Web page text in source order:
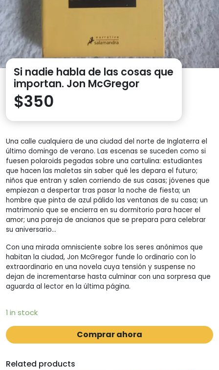
Si nadie habla de las cosas que
importan. Jon McGregor
$350
Una calle cualquiera de una ciudad del norte de Inglaterra el
último domingo de verano. Las escenas se suceden como si
fuesen polaroids pegadas sobre una cartulina: estudiantes
que hacen las maletas sin saber qué les depara el futuro;
niños que entran y salen corriendo de sus casas; jóvenes que
empiezan a despertar tras pasar la noche de fiesta; un
hombre que pinta de azul pálido las ventanas de su casa; un
matrimonio que se encierra en su dormitorio para hacer el
amor; una pareja de ancianos que se prepara para celebrar
su aniversario…
Con una mirada omnisciente sobre los seres anónimos que
habitan la ciudad, Jon McGregor funde lo ordinario con lo
extraordinario en una novela cuya tensión y suspense no
dejan de incrementarse hasta culminar con una sorpresa que
aguarda al lector en la última página.
1 in stock
Comprar ahora
Related products